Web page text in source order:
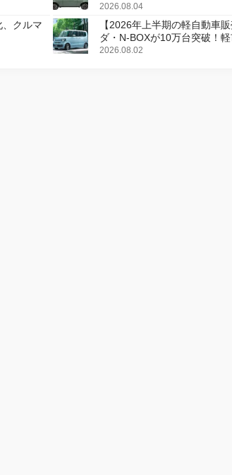
2026.08.04
クルマ
【2026年上半期の軽自動車
ダ・N-BOXが10万台突破！
2026.08.02